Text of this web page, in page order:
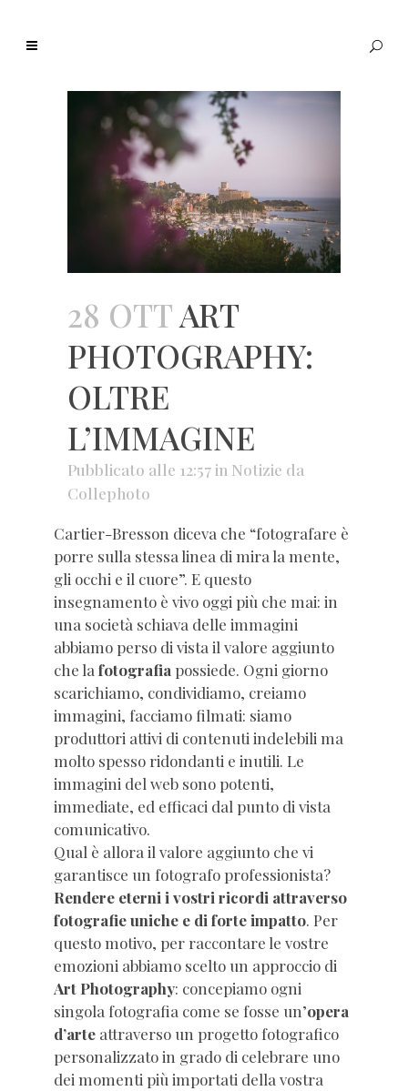
28 OTTART
PHOTOGRAPHY:
OLTRE
L’IMMAGINE
Pubblicato alle 12:57in Notizie da
Collephoto
Cartier-Bresson diceva che “fotografare è
porre sulla stessa linea di mira la mente,
gli occhi e il cuore”. E questo
insegnamento è vivo oggi più che mai: in
una società schiava delle immagini
abbiamo perso di vista il valore aggiunto
che la fotografia possiede. Ogni giorno
scarichiamo, condividiamo, creiamo
immagini, facciamo filmati: siamo
produttori attivi di contenuti indelebili ma
molto spesso ridondanti e inutili. Le
immagini del web sono potenti,
immediate, ed efficaci dal punto di vista
comunicativo.
Qual è allora il valore aggiunto che vi
garantisce un fotografo professionista?
Rendere eterni i vostri ricordi attraverso
fotografie uniche e di forte impatto. Per
questo motivo, per raccontare le vostre
emozioni abbiamo scelto un approccio di
Art Photography: concepiamo ogni
singola fotografia come se fosse un’opera
d’arte attraverso un progetto fotografico
personalizzato in grado di celebrare uno
dei momenti più importati della vostra